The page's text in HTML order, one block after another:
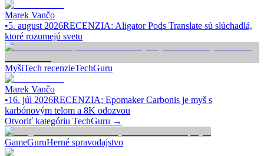
Marek Vančo
•5. august 2026RECENZIA: Aligator Pods Translate sú slúchadlá,
ktoré rozumejú svetu
MyšiTech recenzieTechGuru
Marek Vančo
•16. júl 2026RECENZIA: Epomaker Carbonis je myš s
karbónovým telom a 8K odozvou
Otvoriť kategóriu TechGuru →
GameGuruHerné spravodajstvo